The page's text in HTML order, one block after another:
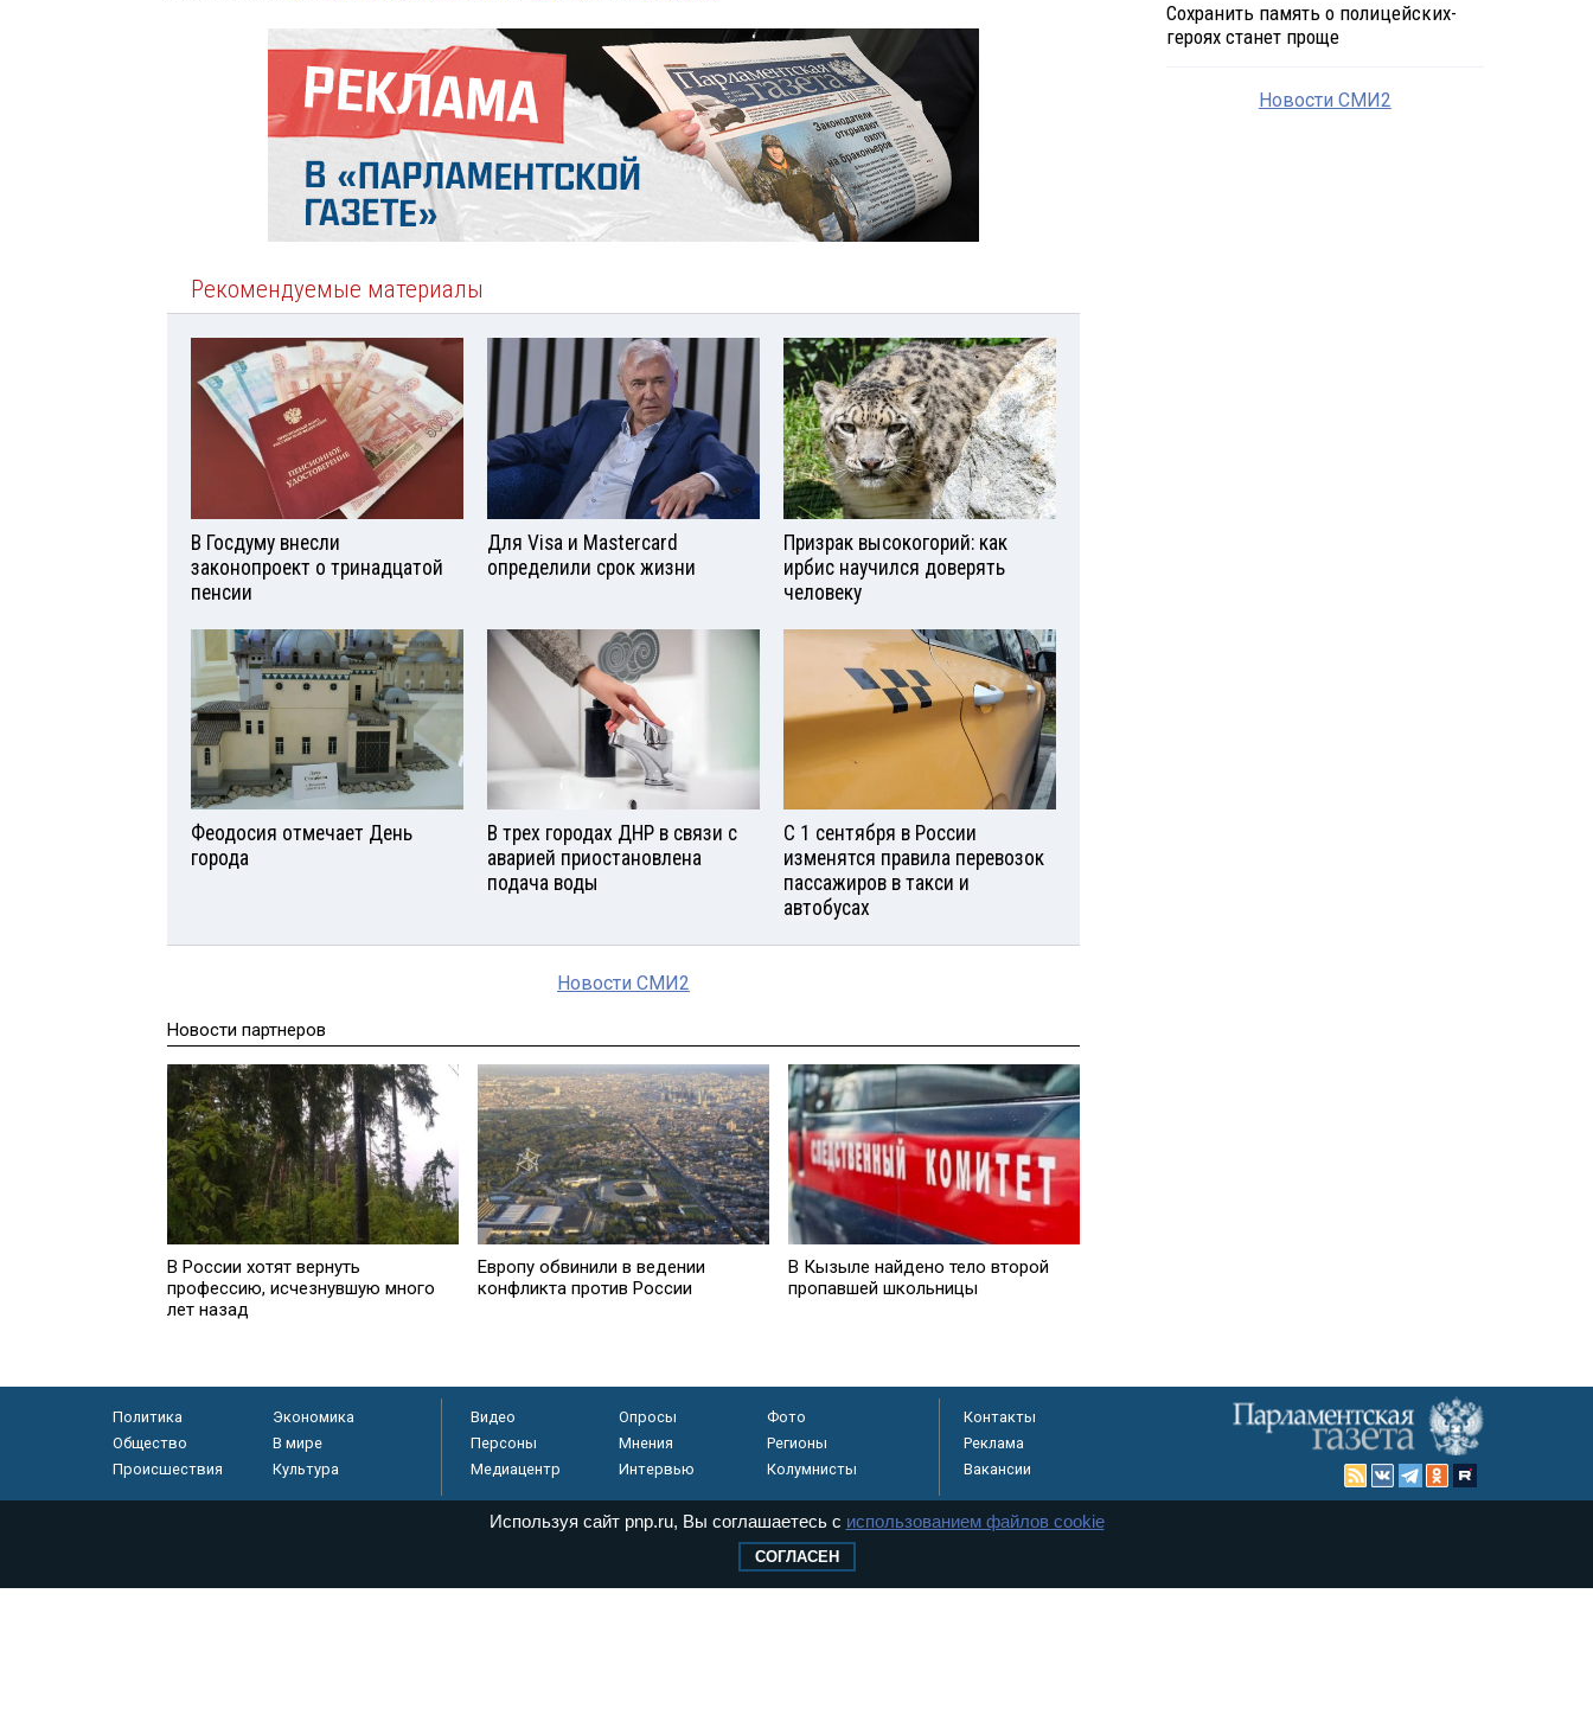
Рекомендуемые материалы
В Госдуму внесли
законопроект о тринадцатой
пенсии
Для Visа и Mastercard
определили срок жизни
Призрак высокогорий: как
ирбис научился доверять
человеку
Феодосия отмечает День
города
В трех городах ДНР в связи с
аварией приостановлена
подача воды
С 1 сентября в России
изменятся правила перевозок
пассажиров в такси и
автобусах
Новости СМИ2
Новости партнеров
В России хотят вернуть
профессию, исчезнувшую много
лет назад
Европу обвинили в ведении
конфликта против России
В Кызыле найдено тело второй
пропавшей школьницы
Сохранить память о полицейских-
героях станет проще
Новости СМИ2
Политика
Экономика
Общество
В мире
Происшествия
Культура
Видео Опросы
Фото
Персоны
Мнения
Регионы
Медиацентр
Интервью Колумнисты
Контакты
Реклама
Вакансии
Федеральной службе по надзору в сфере связи, информационных технологий и
Используя сайт pnp.ru, Вы соглашаетесь с использованием файлов cookie
СОГЛАСЕН